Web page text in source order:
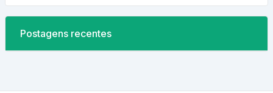
Postagens recentes